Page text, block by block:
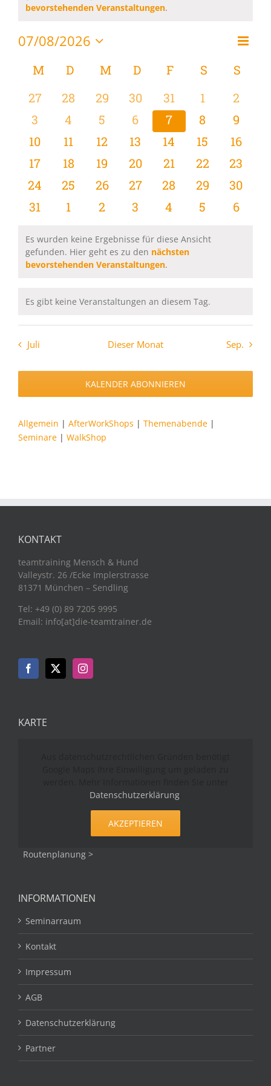
bevorstehenden Veranstaltungen.
Monat
07/08/2026
wählen.
Kalender
von
Veranstaltungen
MMONTAG
D DIENSTAG
MMITTWOCH
D DONNERSTAG
F FREITAG
S SAMSTAG
S
0
Veranstaltungen
27
0
Veranstaltungen
28
0
Veranstaltungen
29
0
Veranstaltungen
30
0
Veranstaltungen
31
0
1
0
2
0
Veranstaltungen
3
0
Veranstaltungen
4
0
Veranstaltungen
5
0
Veranstaltungen
6
0
Veranstaltungen
7
0
8
0
9
0
Veranstaltungen
10
0
Veranstaltungen
11
0
Veranstaltungen
12
0
Veranstaltungen
13
0
Veranstaltungen
14
0
15
0
16
0
Veranstaltungen
17
0
Veranstaltungen
18
0
Veranstaltungen
19
0
Veranstaltungen
20
0
Veranstaltungen
21
0
22
0
23
0
Veranstaltungen
24
0
Veranstaltungen
25
0
Veranstaltungen
26
0
Veranstaltungen
27
0
Veranstaltungen
28
0
29
0
30
0
31
0
1
0
2
0
3
0
4
0
5
0
6
Hinweis
Es wurden keine Ergebnisse für diese Ansicht
gefunden. Hier geht es zu den nächsten
bevorstehenden Veranstaltungen.
Hinweis
Es gibt keine Veranstaltungen an diesem Tag.
Juli Dieser Monat Sep.
KALENDER ABONNIEREN
Allgemein | AfterWorkShops | Themenabende |
Seminare | WalkShop
KONTAKT
teamtraining Mensch & Hund
Valleystr. 26 /Ecke Implerstrasse
81371 München – Sendling
Tel: +49 (0) 89 7205 9995
Email: info[at]die-teamtrainer.de
KARTE
Datenschutzerklärung.
AKZEPTIEREN
Routenplanung >
INFORMATIONEN
Seminarraum
Kontakt
Impressum
AGB
Datenschutzerklärung
Partner